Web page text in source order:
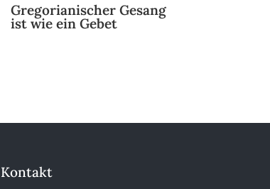
Gregorianischer Gesang
ist wie ein Gebet
Kontakt